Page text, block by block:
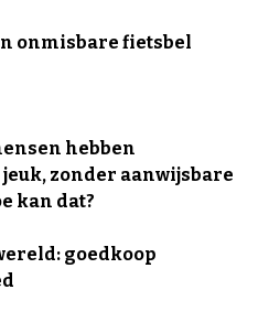
onmisbare fietsbel
hebben
zonder aanwijsbare
kan dat?
goedkoop